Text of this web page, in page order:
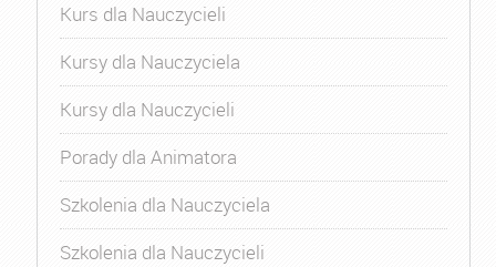
Kurs dla Nauczycieli
Kursy dla Nauczyciela
Kursy dla Nauczycieli
Porady dla Animatora
Szkolenia dla Nauczyciela
Szkolenia dla Nauczycieli